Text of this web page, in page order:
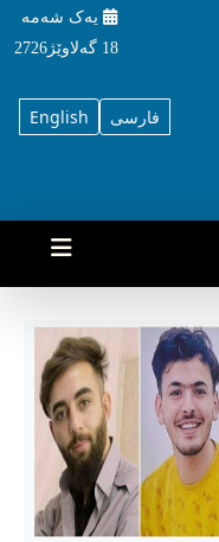
یه‌ک شه‌مه‌
18 گه‌لاوێژ2726
English فارسی